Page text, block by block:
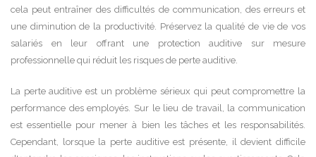
cela peut entraîner des difficultés de communication, des erreurs et
une diminution de la productivité. Préservez la qualité de vie de vos
salariés en leur offrant une protection auditive sur mesure
professionnelle qui réduit les risques de perte auditive.
La perte auditive est un problème sérieux qui peut compromettre la
performance des employés. Sur le lieu de travail, la communication
est essentielle pour mener à bien les tâches et les responsabilités.
Cependant, lorsque la perte auditive est présente, il devient difficile